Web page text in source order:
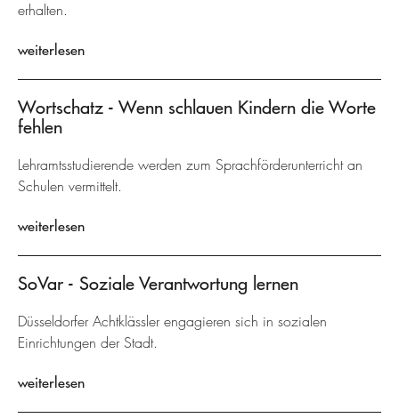
erhalten.
weiterlesen
Wortschatz - Wenn schlauen Kindern die Worte
fehlen
Lehramtsstudierende werden zum Sprachförderunterricht an
Schulen vermittelt.
weiterlesen
SoVar - Soziale Verantwortung lernen
Düsseldorfer Achtklässler engagieren sich in sozialen
Einrichtungen der Stadt.
weiterlesen